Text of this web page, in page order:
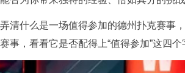
清什么是一场值得参加的德州扑克赛事
事，看看它是否配得上“值得参加”这四个